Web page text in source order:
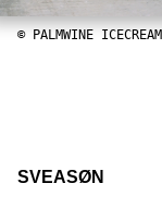
© PALMWINE ICECREAM
SVEASØN